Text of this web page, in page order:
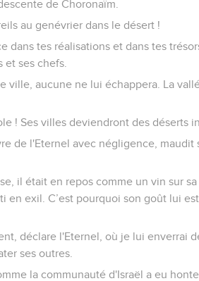
de Choronaïm.
au genévrier dans le désert !
dans tes réalisations et dans tes
et ses chefs.
ville, aucune ne lui échappera. La
! Ses villes deviendront des déserts
de l'Eternel avec négligence, maudit
il était en repos comme un vin sur
en exil. C’est pourquoi son goût lui
déclare l'Eternel, où je lui enverrai
ses outres.
la communauté d'Israël a eu